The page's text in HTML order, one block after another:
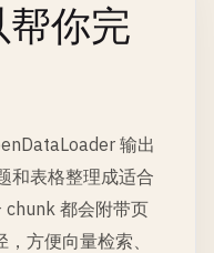
你完
输出
和表格整理成适合
chunk 都会附带页
方便向量检索、